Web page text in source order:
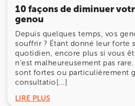
10 façons de diminuer
genou
Depuis quelques temps, vos
souffrir ? Étant donné leur forte
quotidien, encore plus si vous
n’est malheureusement pas
sont fortes ou particulièrement
consultatio[...]
LIRE PLUS